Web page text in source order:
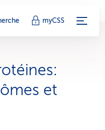
myCSS
et